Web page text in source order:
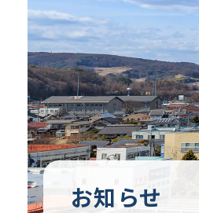
お知らせ